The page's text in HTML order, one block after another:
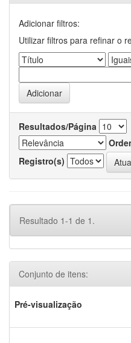
Adicionar filtros:
Utilizar filtros para refinar o
Resultados/Página
Registro(s)
Resultado 1-1 de 1.
Conjunto de itens:
Pré-visualização